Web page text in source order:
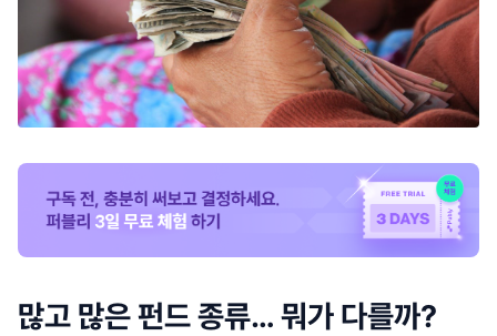
많고 많은 펀드 종류… 뭐가 다를까?